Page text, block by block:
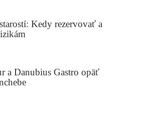
Kedy rezervovať a
a Danubius Gastro opäť